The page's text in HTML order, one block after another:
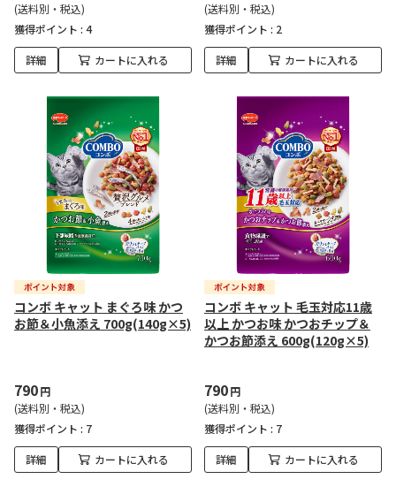
(送料別・税込)
獲得ポイント : 4
詳細 カートに入れる
(送料別・税込)
獲得ポイント : 2
詳細 カートに入れる
コンボ キャット まぐろ味 かつ
お節＆小魚添え 700g(140g×5)
790円
(送料別・税込)
獲得ポイント : 7
詳細 カートに入れる
コンボ キャット 毛玉対応11歳
以上 かつお味 かつおチップ＆
かつお節添え 600g(120g×5)
790円
(送料別・税込)
獲得ポイント : 7
詳細 カートに入れる